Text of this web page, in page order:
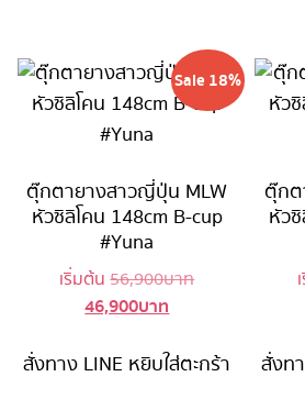
Sale 18%
ตุ๊กตายางสาวญี่ปุ่น MLW
หัวซิลิโคน 148cm B-cup
#Yuna
เริ่มต้น56,900บาทOriginal
56,900 บาท.
46,900บาท
is:
สั่งทาง LINE หยิบใส่ตะกร้า
ตุ๊กต
หัว
สั่งท